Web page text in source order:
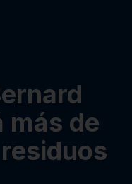
más de